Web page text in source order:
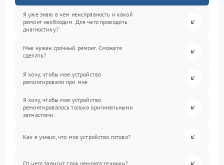
Я уже знаю в чем неисправность и какой
ремонт необходим. Для чего проводить
диагностику?
Мне нужен срочный ремонт. Сможете
сделать?
Я хочу, чтобы мое устройство
ремонтировали при мне.
Я хочу, чтобы мое устройство
ремонтировалось только оригинальными
запчастями.
Как я узнаю, что мое устройство готово?
От чего зависит срок ремонта техники?